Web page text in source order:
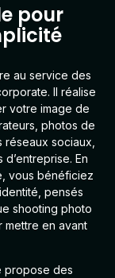
pour
au service des
. Il réalise
votre image de
photos de
sociaux,
En
vous bénéficiez
pensés
shooting photo
mettre en avant
propose des